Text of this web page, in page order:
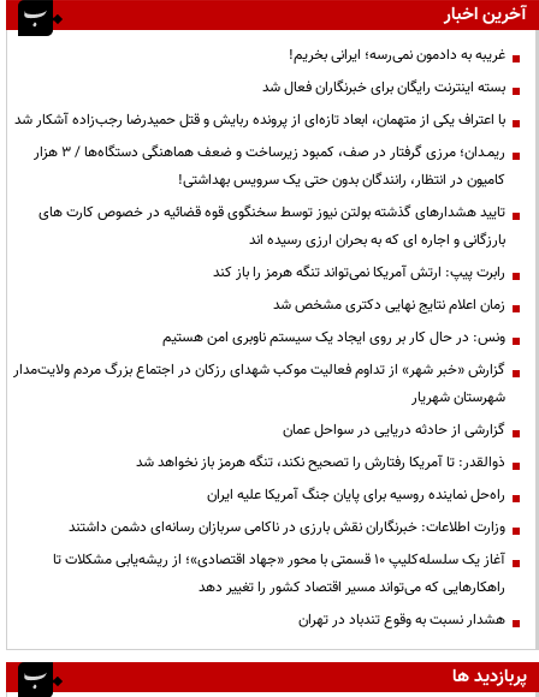
آخرین اخبار
غریبه به دادمون نمی‌رسه؛ ایرانی بخریم!
بسته اینترنت رایگان برای خبرنگاران فعال شد
با اعتراف یکی از متهمان، ابعاد تازه‌ای از پرونده ربایش و قتل حمیدرضا رجب‌زاده آشکار شد
ریمـدان؛ مرزی گرفتار در صف، کمبود زیرساخت و ضعف هماهنگی دستگاه‌ها / ۳ هزار
کامیون در انتظار، رانندگان بدون حتی یک سرویس بهداشتی!
تایید هشدارهای گذشته بولتن نیوز توسط سخنگوی قوه قضائیه در خصوص کارت های
بارزگانی و اجاره ای که به بحران ارزی رسیده اند
رابرت پیپ: ارتش آمریکا نمی‌تواند تنگه هرمز را باز کند
زمان اعلام نتایج نهایی دکتری مشخص شد
ونس: در حال کار بر روی ایجاد یک سیستم ناوبری امن هستیم
گزارش «خبر شهر» از تداوم فعالیت موکب شهدای رزکان در اجتماع بزرگ مردم ولایت‌مدار
شهرستان شهریار
گزارشی از حادثه دریایی در سواحل عمان
ذوالقدر: تا آمریکا رفتارش را تصحیح نکند، تنگه هرمز باز نخواهد شد
راه‌حل نماینده روسیه برای پایان جنگ آمریکا علیه ایران
وزارت اطلاعات: خبرنگاران نقش بارزی در ناکامی سربازان رسانه‌ای دشمن داشتند
آغاز یک سلسله‌کلیپ ۱۰ قسمتی با محور «جهاد اقتصادی»؛ از ریشه‌یابی مشکلات تا
راهکارهایی که می‌تواند مسیر اقتصاد کشور را تغییر دهد
هشدار نسبت به وقوع تندباد در تهران
پربازدید ها